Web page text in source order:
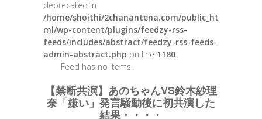
deprecated in
/home/shoithi/2chanantena.com/public_ht
ml/wp-content/plugins/feedzy-rss-
feeds/includes/abstract/feedzy-rss-feeds-
admin-abstract.php on line 1180
Feed has no items.
【禁断共演】あのちゃんVS鈴木紗理
奈「嫌い」発言騒動後に初共演した
結果・・・・